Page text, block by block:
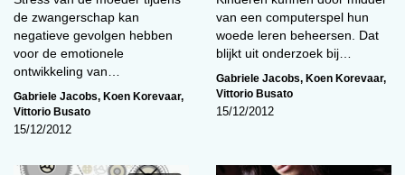
de zwangerschap kan
negatieve gevolgen hebben
voor de emotionele
ontwikkeling van…
Gabriele Jacobs, Koen Korevaar,
Vittorio Busato
15/12/2012
van een computerspel hun
woede leren beheersen. Dat
blijkt uit onderzoek bij…
Gabriele Jacobs, Koen Korevaar,
Vittorio Busato
15/12/2012